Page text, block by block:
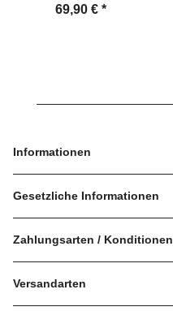
Schwarz HS-92 mit Knauf
69,90 € *
Informationen
Gesetzliche Informationen
Zahlungsarten / Konditionen
Versandarten